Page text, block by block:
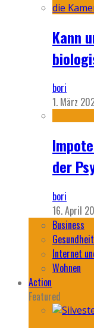
Kann
bori
1. März
der
bori
16. April
Business
Gesundheit
Internet
Wohnen
Action
Featured